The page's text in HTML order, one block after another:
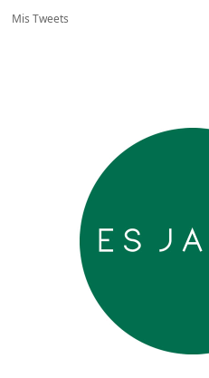
Mis Tweets